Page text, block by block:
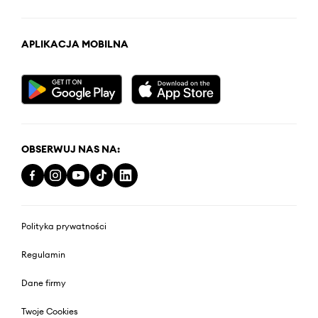
APLIKACJA MOBILNA
OBSERWUJ NAS NA:
Polityka prywatności
Regulamin
Dane firmy
Twoje Cookies